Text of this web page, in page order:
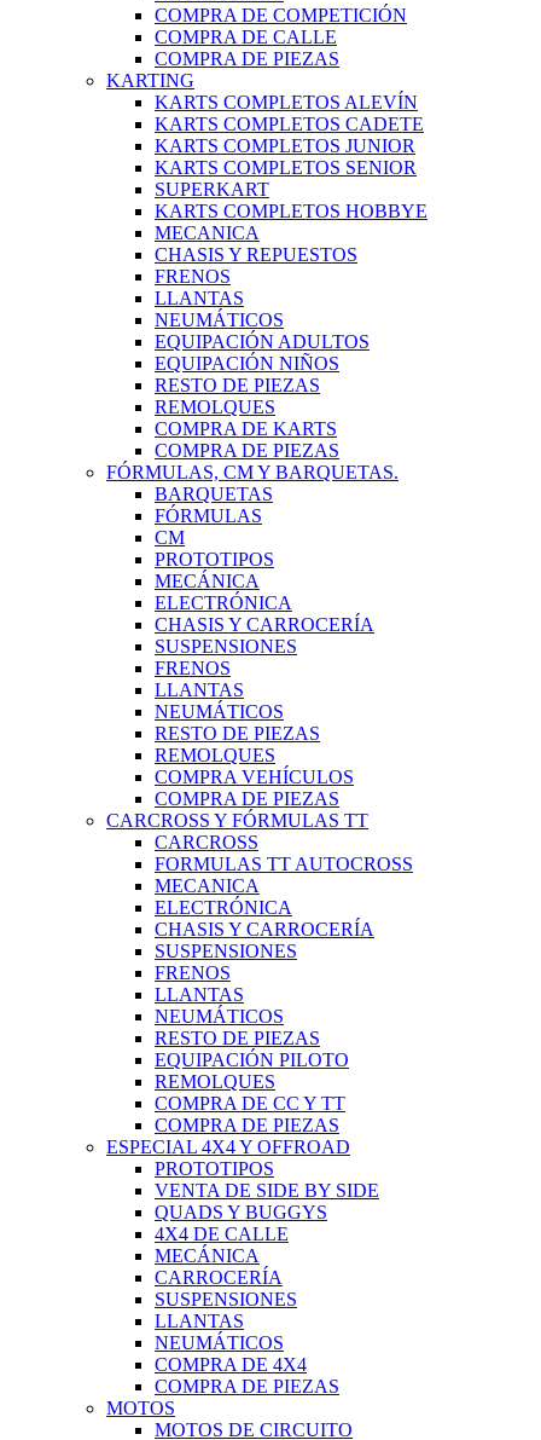
COMPRA DE COMPETICIÓN
COMPRA DE CALLE
COMPRA DE PIEZAS
KARTING
KARTS COMPLETOS ALEVÍN
KARTS COMPLETOS CADETE
KARTS COMPLETOS JUNIOR
KARTS COMPLETOS SENIOR
SUPERKART
KARTS COMPLETOS HOBBYE
MECANICA
CHASIS Y REPUESTOS
FRENOS
LLANTAS
NEUMÁTICOS
EQUIPACIÓN ADULTOS
EQUIPACIÓN NIÑOS
RESTO DE PIEZAS
REMOLQUES
COMPRA DE KARTS
COMPRA DE PIEZAS
FÓRMULAS, CM Y BARQUETAS.
BARQUETAS
FÓRMULAS
CM
PROTOTIPOS
MECÁNICA
ELECTRÓNICA
CHASIS Y CARROCERÍA
SUSPENSIONES
FRENOS
LLANTAS
NEUMÁTICOS
RESTO DE PIEZAS
REMOLQUES
COMPRA VEHÍCULOS
COMPRA DE PIEZAS
CARCROSS Y FÓRMULAS TT
CARCROSS
FORMULAS TT AUTOCROSS
MECANICA
ELECTRÓNICA
CHASIS Y CARROCERÍA
SUSPENSIONES
FRENOS
LLANTAS
NEUMÁTICOS
RESTO DE PIEZAS
EQUIPACIÓN PILOTO
REMOLQUES
COMPRA DE CC Y TT
COMPRA DE PIEZAS
ESPECIAL 4X4 Y OFFROAD
PROTOTIPOS
VENTA DE SIDE BY SIDE
QUADS Y BUGGYS
4X4 DE CALLE
MECÁNICA
CARROCERÍA
SUSPENSIONES
LLANTAS
NEUMÁTICOS
COMPRA DE 4X4
COMPRA DE PIEZAS
MOTOS
MOTOS DE CIRCUITO